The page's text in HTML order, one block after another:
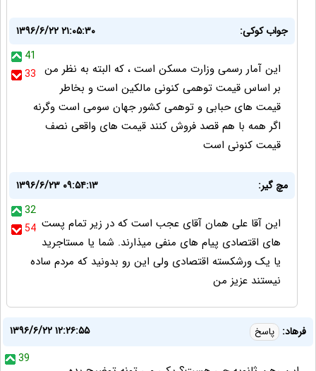
جواب کوکی:
۱۳۹۶/۶/۲۲ ۲۱:۰۵:۳۰
41
33 این آمار رسمی وزارت مسکن است ، که البته به نظر من
بر اساس قیمت توهمی کنونی مالکین است و بخاطر
قیمت های حبابی و توهمی کشور جهان سومی است وگرنه
اگر همه با هم قصد فروش کنند قیمت های واقعی نصف
قیمت کنونی است
مچ گیر:
۱۳۹۶/۶/۲۳ ۰۹:۵۴:۱۳
32
54 این آقا علی همان آقای عجب است که در زیر تمام پست
های اقتصادی پیام های منفی میذارند. شما یا مستاجرید
یا یک ورشکسته اقتصادی ولی این رو بدونید که مردم ساده
نیستند عزیز من
فرهاد: پاسخ
۱۳۹۶/۶/۲۲ ۱۲:۲۶:۵۵
39